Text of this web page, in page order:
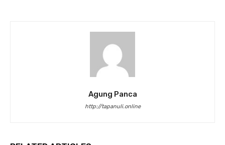
Agung Panca
http://tapanuli.online